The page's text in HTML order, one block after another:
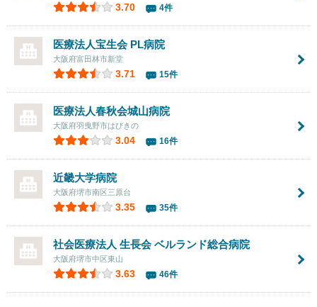
3.70 4件
医療法人宝生会 PL病院
大阪府富田林市新堂
3.71 15件
医療法人春秋会城山病院
大阪府羽曳野市はびきの
3.04 16件
近畿大学病院
大阪府堺市南区三原台
3.35 35件
社会医療法人 生長会ベルランド総合病院
大阪府堺市中区東山
3.63 46件